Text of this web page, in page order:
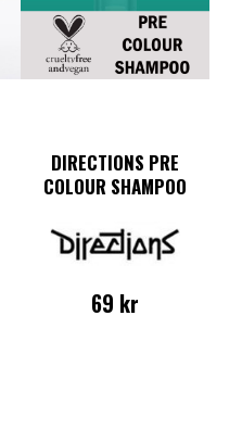
DIRECTIONS PRE
COLOUR SHAMPOO
69 kr